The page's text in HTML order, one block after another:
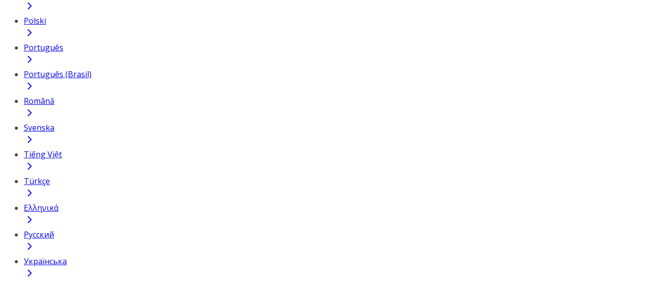
Polski
Português
Português (Brasil)
Română
Svenska
Tiếng Việt
Türkçe
Ελληνικά
Русский
Українська